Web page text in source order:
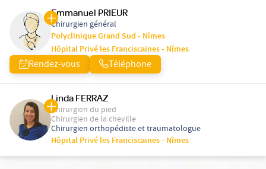
Emmanuel PRIEUR
Chirurgien général
Polyclinique Grand Sud - Nîmes
Hôpital Privé les Franciscaines - Nîmes
Rendez-vous Téléphone
Linda FERRAZ
Chirurgien du pied
Chirurgien de la cheville
Chirurgien orthopédiste et traumatologue
Hôpital Privé les Franciscaines - Nîmes